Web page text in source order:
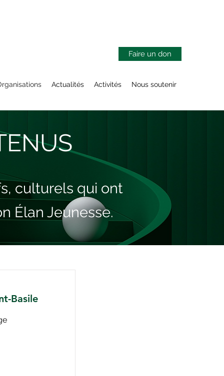
Faire un don
Actualités Activités Nous soutenir
culturels qui ont
Élan Jeunesse.
Basile